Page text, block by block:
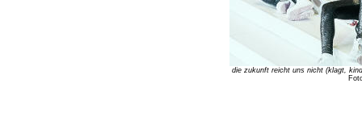
die zukunft reicht uns nicht (klagt,